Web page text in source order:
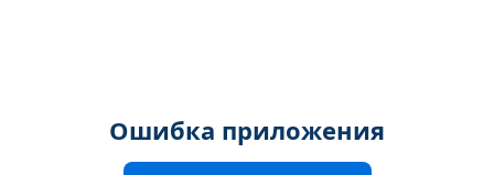
Ошибка приложения